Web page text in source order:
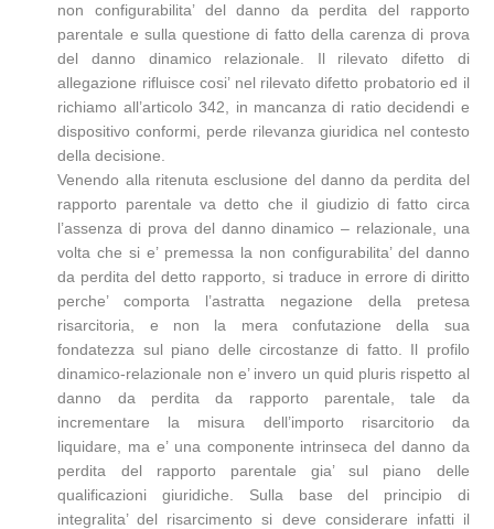
non configurabilita’ del danno da perdita del rapporto
parentale e sulla questione di fatto della carenza di prova
del danno dinamico relazionale. Il rilevato difetto di
allegazione rifluisce cosi’ nel rilevato difetto probatorio ed il
richiamo all’articolo 342, in mancanza di ratio decidendi e
dispositivo conformi, perde rilevanza giuridica nel contesto
della decisione.
Venendo alla ritenuta esclusione del danno da perdita del
rapporto parentale va detto che il giudizio di fatto circa
l’assenza di prova del danno dinamico – relazionale, una
volta che si e’ premessa la non configurabilita’ del danno
da perdita del detto rapporto, si traduce in errore di diritto
perche’ comporta l’astratta negazione della pretesa
risarcitoria, e non la mera confutazione della sua
fondatezza sul piano delle circostanze di fatto. Il profilo
dinamico-relazionale non e’ invero un quid pluris rispetto al
danno da perdita da rapporto parentale, tale da
incrementare la misura dell’importo risarcitorio da
liquidare, ma e’ una componente intrinseca del danno da
perdita del rapporto parentale gia’ sul piano delle
qualificazioni giuridiche. Sulla base del principio di
integralita’ del risarcimento si deve considerare infatti il